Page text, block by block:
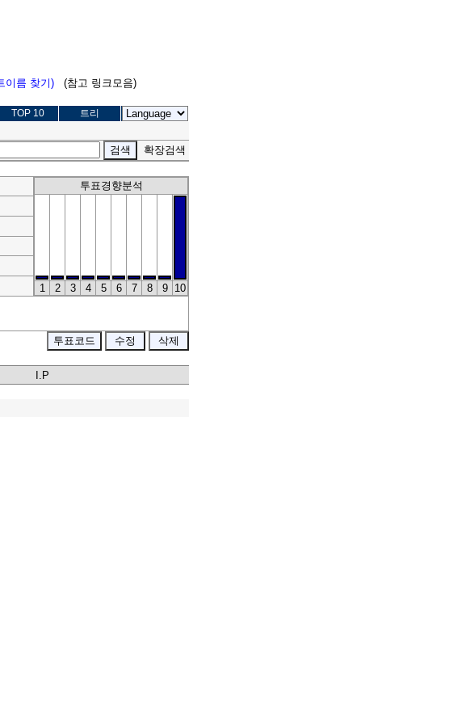
이름 찾기) (참고 링크모음)
TOP 10 트리
확장검색
투표경향분석
1 2 3 4 5 6 7 8 9 10
I.P